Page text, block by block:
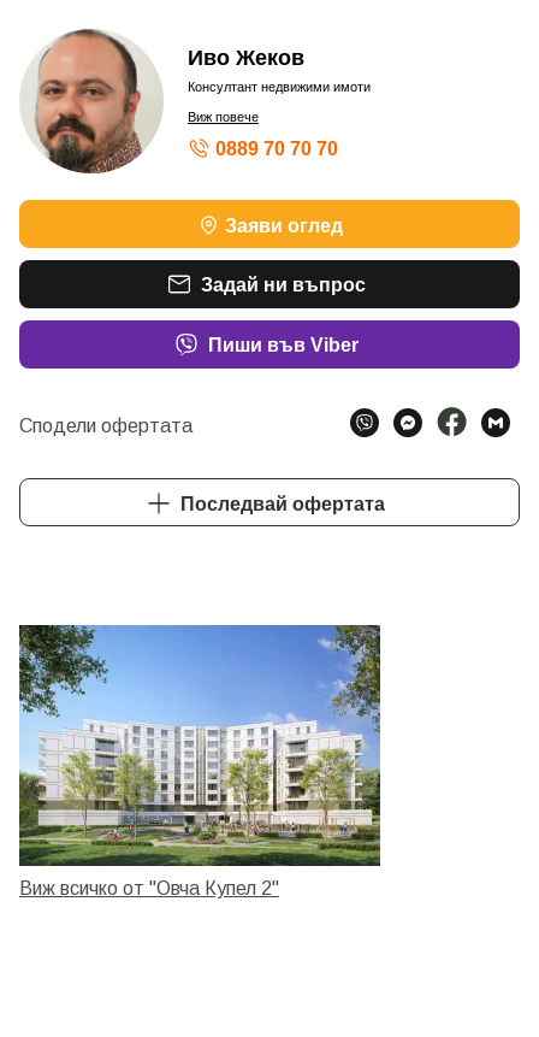
Иво Жеков
Консултант недвижими имоти
Виж повече
0889 70 70 70
Заяви оглед
Задай ни въпрос
Пиши във Viber
Сподели офертата
Последвай офертата
Виж всичко от "Овча Купел 2"